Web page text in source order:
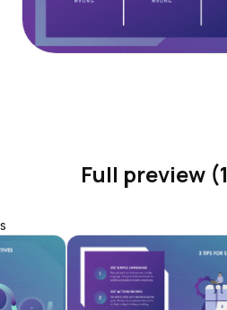
Full preview
s